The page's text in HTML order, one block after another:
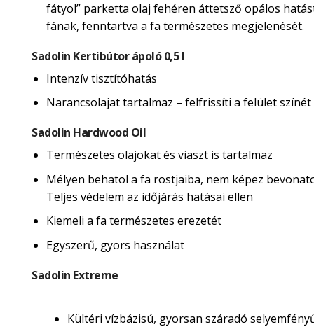
fátyol” parketta olaj fehéren áttetsző opálos
fának, fenntartva a fa természetes megjelenését.
Sadolin Kertibútor ápoló 0,5 l
Intenzív tisztítóhatás
Narancsolajat tartalmaz – felfrissíti a felület színét
Sadolin Hardwood Oil
Természetes olajokat és viaszt is tartalmaz
Mélyen behatol a fa rostjaiba, nem képez
Teljes védelem az időjárás hatásai ellen
Kiemeli a fa természetes erezetét
Egyszerű, gyors használat
Sadolin Extreme
Kültéri vízbázisú, gyorsan száradó